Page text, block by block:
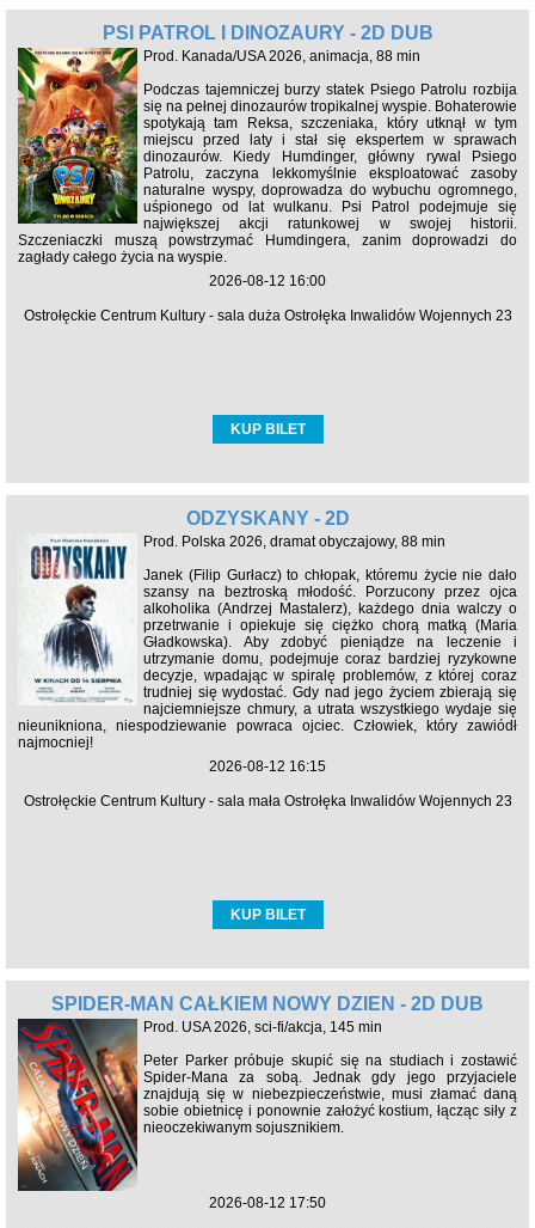
PSI PATROL I DINOZAURY - 2D DUB
Prod. Kanada/USA 2026, animacja, 88 min
Podczas tajemniczej burzy statek Psiego Patrolu rozbija
się na pełnej dinozaurów tropikalnej wyspie. Bohaterowie
spotykają tam Reksa, szczeniaka, który utknął w tym
miejscu przed laty i stał się ekspertem w sprawach
dinozaurów. Kiedy Humdinger, główny rywal Psiego
Patrolu, zaczyna lekkomyślnie eksploatować zasoby
naturalne wyspy, doprowadza do wybuchu ogromnego,
uśpionego od lat wulkanu. Psi Patrol podejmuje się
największej akcji ratunkowej w swojej historii.
Szczeniaczki muszą powstrzymać Humdingera, zanim doprowadzi do
zagłady całego życia na wyspie.
2026-08-12 16:00
Ostrołęckie Centrum Kultury - sala duża Ostrołęka Inwalidów Wojennych 23
KUP BILET
ODZYSKANY - 2D
Prod. Polska 2026, dramat obyczajowy, 88 min
Janek (Filip Gurłacz) to chłopak, któremu życie nie dało
szansy na beztroską młodość. Porzucony przez ojca
alkoholika (Andrzej Mastalerz), każdego dnia walczy o
przetrwanie i opiekuje się ciężko chorą matką (Maria
Gładkowska). Aby zdobyć pieniądze na leczenie i
utrzymanie domu, podejmuje coraz bardziej ryzykowne
decyzje, wpadając w spiralę problemów, z której coraz
trudniej się wydostać. Gdy nad jego życiem zbierają się
najciemniejsze chmury, a utrata wszystkiego wydaje się
nieunikniona, niespodziewanie powraca ojciec. Człowiek, który zawiódł
najmocniej!
2026-08-12 16:15
Ostrołęckie Centrum Kultury - sala mała Ostrołęka Inwalidów Wojennych 23
KUP BILET
SPIDER-MAN CAŁKIEM NOWY DZIEŃ - 2D DUB
Prod. USA 2026, sci-fi/akcja, 145 min
Peter Parker próbuje skupić się na studiach i zostawić
Spider-Mana za sobą. Jednak gdy jego przyjaciele
znajdują się w niebezpieczeństwie, musi złamać daną
sobie obietnicę i ponownie założyć kostium, łącząc siły z
nieoczekiwanym sojusznikiem.
2026-08-12 17:50